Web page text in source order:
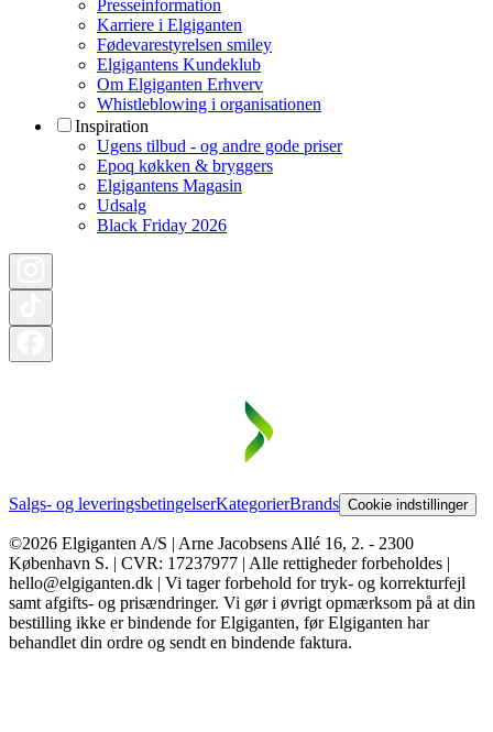
Presseinformation
Karriere i Elgiganten
Fødevarestyrelsen smiley
Elgigantens Kundeklub
Om Elgiganten Erhverv
Whistleblowing i organisationen
Inspiration
Ugens tilbud - og andre gode priser
Epoq køkken & bryggers
Elgigantens Magasin
Udsalg
Black Friday 2026
Salgs- og leveringsbetingelserKategorierBrands Cookie indstillinger
©2026 Elgiganten A/S | Arne Jacobsens Allé 16, 2. - 2300
København S. | CVR: 17237977 | Alle rettigheder forbeholdes |
hello@elgiganten.dk | Vi tager forbehold for tryk- og korrekturfejl
samt afgifts- og prisændringer. Vi gør i øvrigt opmærksom på at din
bestilling ikke er bindende for Elgiganten, før Elgiganten har
behandlet din ordre og sendt en bindende faktura.